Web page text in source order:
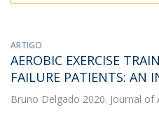
ARTIGO
AEROBIC EXERCISE
FAILURE PATIENTS: AN
Bruno Delgado 2020. Journal of